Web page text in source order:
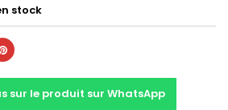
stock
sur le produit sur WhatsApp